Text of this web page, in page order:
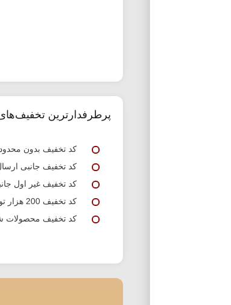
پرطرفدارترین
کد تخفیف بدون
کد تخفیف جانبی
کد تخفیف غیر اول
کد تخفیف 200 هزار تومانی جانبی
کد تخفیف محصولات